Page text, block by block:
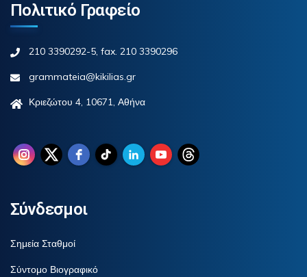
Πολιτικό Γραφείο
210 3390292-5, fax. 210 3390296
grammateia@kikilias.gr
Κριεζώτου 4, 10671, Αθήνα
Σύνδεσμοι
Σημεία Σταθμοί
Σύντομο Βιογραφικό